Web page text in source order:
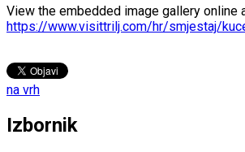
View the embedded image gallery online
https://www.visittrilj.com/hr/smjestaj/
na vrh
Izbornik